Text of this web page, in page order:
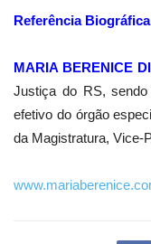
Referência Biográfica
MARIA BERENICE
Justiça do RS,
efetivo do órgão
da Magistratura, Vice-